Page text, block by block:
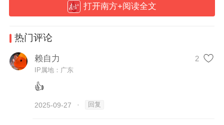
打开南方+阅读全文
热门评论
赖自力 2
IP属地：广东
👍
2025-09-27 · 回复